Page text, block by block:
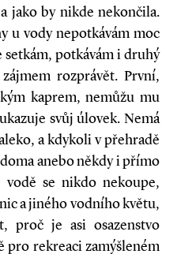
jako by nikde nekončila.
u vody nepotkávám moc
potkávám i druhý
rozprávět. První,
kaprem, nemůžu mu
svůj úlovek. Nemá
a kdykoli v přehradě
anebo někdy i přímo
se nikdo nekoupe,
a jiného vodního květu,
proč je asi osazenstvo
rekrea­ci zamýšleném